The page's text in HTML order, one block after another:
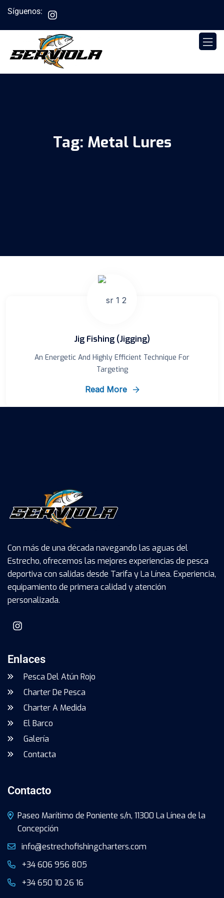
Síguenos:
Tag: Metal Lures
Jig Fishing (Jigging)
An Energetic And Highly Efficient Technique For
Targeting
Read More
Con más de una década navegando las aguas del
Estrecho, ofrecemos las mejores experiencias de pesca
deportiva con salidas desde Tarifa y La Línea. Experiencia,
equipamiento de primera calidad y atención
personalizada.
Enlaces
Pesca Del Atún Rojo
Charter De Pesca
Charter A Medida
El Barco
Galería
Contacta
Contacto
Paseo Marítimo de Poniente s/n, 11300 La Línea de la
Concepción
info@estrechofishingcharters.com
+34 606 956 805
+34 650 10 26 16